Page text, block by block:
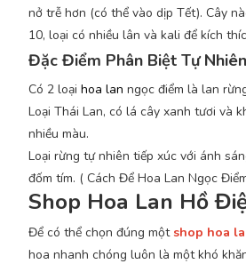
nở trễ hơn (có thể vào dịp Tết). Cây
10, loại có nhiều lân và kali để kích
Đặc Điểm Phân Biệt Tự
Có 2 loại hoa lan ngọc điểm là lan
Loại Thái Lan, có lá cây xanh tươi và
nhiều màu.
Loại rừng tự nhiên tiếp xúc với ánh
đốm tím. ( Cách Để Hoa Lan Ngọc
Shop Hoa Lan Hồ
Để có thể chọn đúng mộtshop hoa
hoa nhanh chóng luôn là một khó